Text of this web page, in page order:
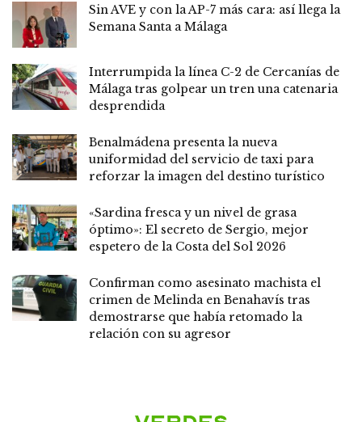
Sin AVE y con la AP-7 más cara: así llega la
Semana Santa a Málaga
Interrumpida la línea C-2 de Cercanías de
Málaga tras golpear un tren una catenaria
desprendida
Benalmádena presenta la nueva
uniformidad del servicio de taxi para
reforzar la imagen del destino turístico
«Sardina fresca y un nivel de grasa
óptimo»: El secreto de Sergio, mejor
espetero de la Costa del Sol 2026
Confirman como asesinato machista el
crimen de Melinda en Benahavís tras
demostrarse que había retomado la
relación con su agresor